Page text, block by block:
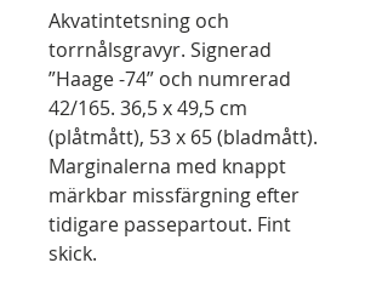
Akvatintetsning och
torrnålsgravyr. Signerad
”Haage -74” och numrerad
42/165. 36,5 x 49,5 cm
(plåtmått), 53 x 65 (bladmått).
Marginalerna med knappt
märkbar missfärgning efter
tidigare passepartout. Fint
skick.